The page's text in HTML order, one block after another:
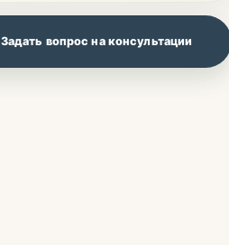
Задать вопрос на консультации